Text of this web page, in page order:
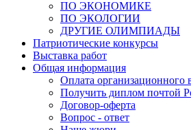
ПО ЭКОНОМИКЕ
ПО ЭКОЛОГИИ
ДРУГИЕ ОЛИМПИАДЫ
Патриотические конкурсы
Выставка работ
Общая информация
Оплата организационного
Получить диплом почтой
Договор-оферта
Вопрос - ответ